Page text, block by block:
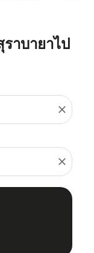
าบายาไป
close
close
/หรือปลายทาง) หรื